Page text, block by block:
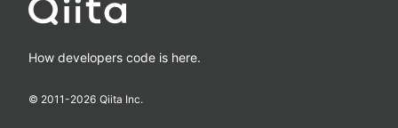
How developers code is here.
© 2011-2026 Qiita Inc.